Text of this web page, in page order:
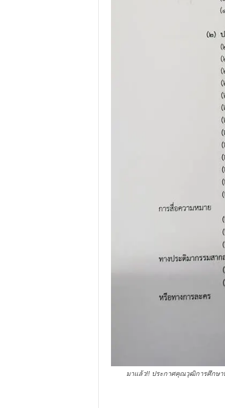
มาแล้ว!! ประกาศคุณวุฒิ​การศึกษา​